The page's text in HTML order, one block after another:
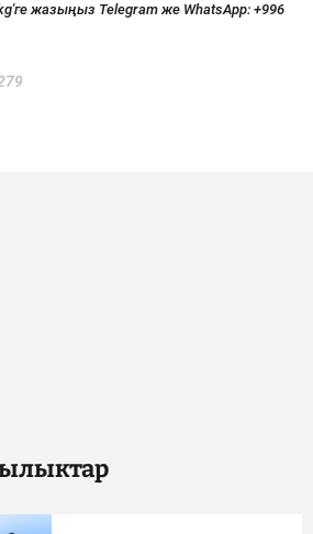
жазыңыз Telegram же WhatsApp: +996